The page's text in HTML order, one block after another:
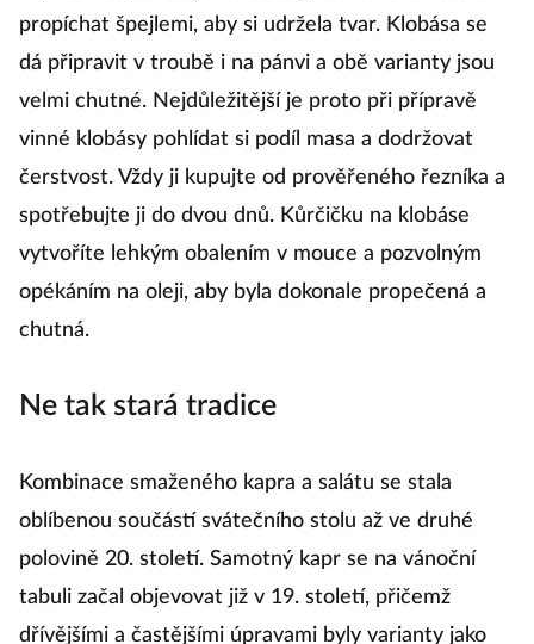
propíchat špejlemi, aby si udržela tvar. Klobása se
dá připravit v troubě i na pánvi a obě varianty jsou
velmi chutné. Nejdůležitější je proto při přípravě
vinné klobásy pohlídat si podíl masa a dodržovat
čerstvost. Vždy ji kupujte od prověřeného řezníka a
spotřebujte ji do dvou dnů. Kůrčičku na klobáse
vytvoříte lehkým obalením v mouce a pozvolným
opékáním na oleji, aby byla dokonale propečená a
chutná.
Ne tak stará tradice
Kombinace smaženého kapra a salátu se stala
oblíbenou součástí svátečního stolu až ve druhé
polovině 20. století. Samotný kapr se na vánoční
tabuli začal objevovat již v 19. století, přičemž
dřívějšími a častějšími úpravami byly varianty jako